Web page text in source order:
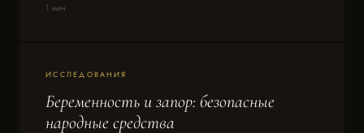
1 мин
ИССЛЕДОВАНИЯ
Беременность и запор: безопасные
народные средства